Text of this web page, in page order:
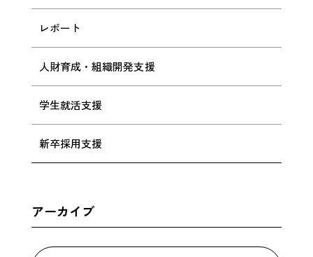
レポート
人財育成・組織開発支援
学生就活支援
新卒採用支援
アーカイブ